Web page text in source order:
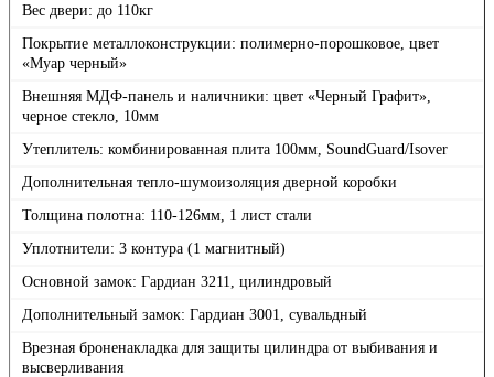
Вес двери: до 110кг
Покрытие металлоконструкции: полимерно-порошковое, цвет
«Муар черный»
Внешняя МДФ-панель и наличники: цвет «Черный Графит»,
черное стекло, 10мм
Утеплитель: комбинированная плита 100мм, SoundGuard/Isover
Дополнительная тепло-шумоизоляция дверной коробки
Толщина полотна: 110-126мм, 1 лист стали
Уплотнители: 3 контура (1 магнитный)
Основной замок: Гардиан 3211, цилиндровый
Дополнительный замок: Гардиан 3001, сувальдный
Врезная броненакладка для защиты цилиндра от выбивания и
высверливания